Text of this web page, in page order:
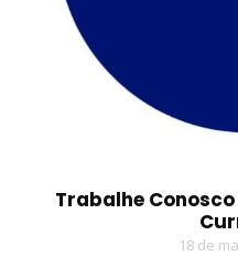
Trabalhe
18 de